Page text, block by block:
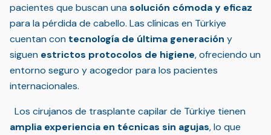
pacientes que buscan unasolución cómoda y eficaz
para la pérdida de cabello. Las clínicas en Türkiye
cuentan con tecnología de última generación y
siguen estrictos protocolos de higiene, ofreciendo un
entorno seguro y acogedor para los pacientes
internacionales.
Los cirujanos de trasplante capilar de Türkiye tienen
amplia experiencia en técnicas sin agujas, lo que